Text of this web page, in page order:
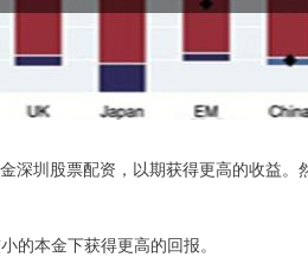
深圳股票配资，以期获得更高的收益。
的本金下获得更高的回报。